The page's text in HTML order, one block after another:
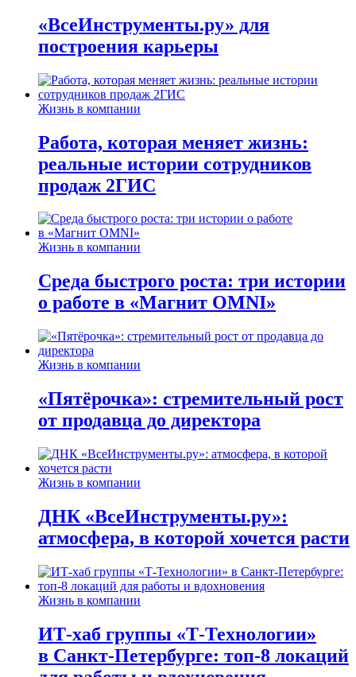
«ВсеИнструменты.ру» для
построения карьеры
Жизнь в компании
Работа, которая меняет жизнь:
реальные истории сотрудников
продаж 2ГИС
Жизнь в компании
Среда быстрого роста: три истории
о работе в «Магнит OMNI»
Жизнь в компании
«Пятёрочка»: стремительный рост
от продавца до директора
Жизнь в компании
ДНК «ВсеИнструменты.ру»:
атмосфера, в которой хочется расти
Жизнь в компании
ИТ-хаб группы «Т-Технологии»
в Санкт-Петербурге: топ-8 локаций